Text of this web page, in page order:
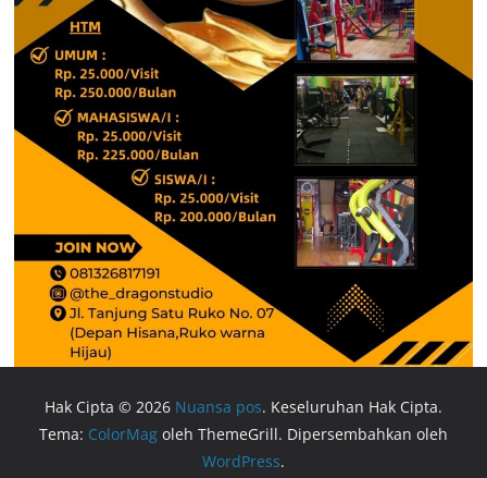
Hak Cipta © 2026 Nuansa pos. Keseluruhan Hak Cipta.
Tema: ColorMag oleh ThemeGrill. Dipersembahkan oleh
WordPress.